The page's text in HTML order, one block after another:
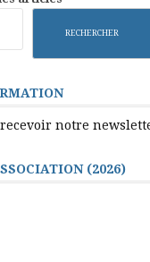
RECHERCHER
notre
(2026)